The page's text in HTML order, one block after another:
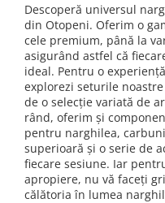
Descoperă universul
din Otopeni. Oferim o
cele premium, până la
asigurând astfel că
ideal. Pentru o
explorezi seturile
de o selecție variată de
rând, oferim și
pentru narghilea,
superioară și o serie de
fiecare sesiune. Iar
apropiere, nu vă faceți
călătoria în lumea